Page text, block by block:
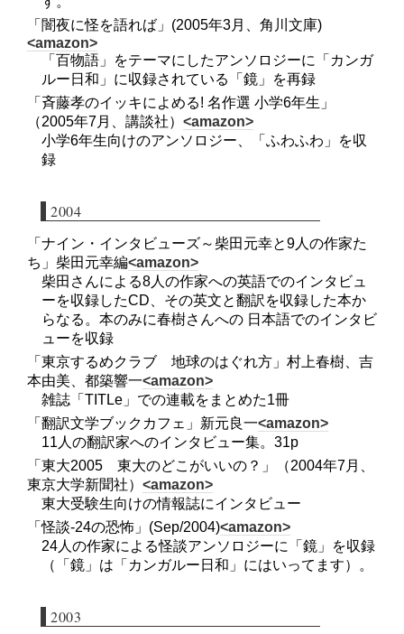
「闇夜に怪を語れば」(2005年3月、角川文庫)
<amazon>
「百物語」をテーマにしたアンソロジーに「カンガ
ルー日和」に収録されている「鏡」を再録
「斉藤孝のイッキによめる! 名作選 小学6年生」
（2005年7月、講談社） <amazon>
小学6年生向けのアンソロジー、「ふわふわ」を収
録
2004
「ナイン・インタビューズ～柴田元幸と9人の作家た
ち」柴田元幸編<amazon>
柴田さんによる8人の作家への英語でのインタビュ
ーを収録したCD、その英文と翻訳を収録した本か
らなる。本のみに春樹さんへの 日本語でのインタビ
ューを収録
「東京するめクラブ 地球のはぐれ方」村上春樹、吉
本由美、都築響一<amazon>
雑誌「TITLe」での連載をまとめた1冊
「翻訳文学ブックカフェ」新元良一<amazon>
11人の翻訳家へのインタビュー集。31p
「東大2005 東大のどこがいいの？」（2004年7月、
東京大学新聞社） <amazon>
東大受験生向けの情報誌にインタビュー
「怪談-24の恐怖」(Sep/2004)<amazon>
24人の作家による怪談アンソロジーに「鏡」を収録
（「鏡」は「カンガルー日和」にはいってます）。
2003